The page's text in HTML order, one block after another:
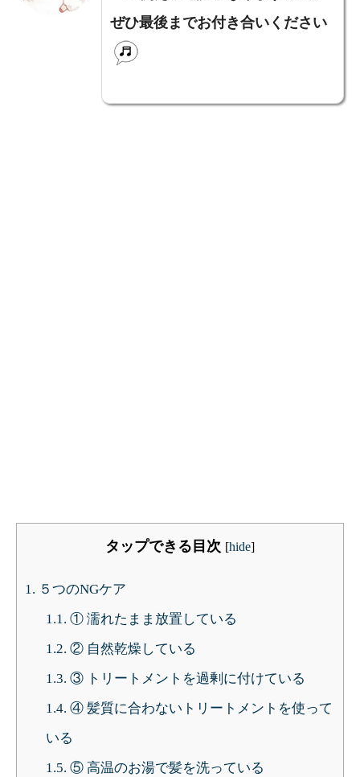
ぜひ最後までお付き合いください
タップできる目次 [hide]
1. ５つのNGケア
1.1. ① 濡れたまま放置している
1.2. ② 自然乾燥している
1.3. ③ トリートメントを過剰に付けている
1.4. ④ 髪質に合わないトリートメントを使って
いる
1.5. ⑤ 高温のお湯で髪を洗っている